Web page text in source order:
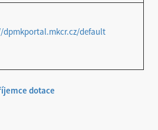
dpmkportal.mkcr.cz/default
dotace